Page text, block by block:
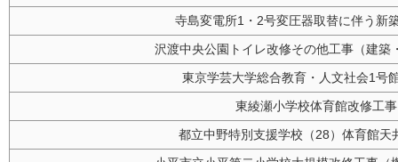
寺島変電所1・2号変圧器取替に伴う新
沢渡中央公園トイレ改修その他工事（建築
東京学芸大学総合教育・人文社会1号
東綾瀬小学校体育館改修工事
都立中野特別支援学校（28）体育館天